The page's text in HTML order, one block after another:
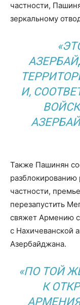
частности,
зеркальному
И,
Также Пашинян
частности,
перезапустить
свяжет Армению
с Нахичеванской
Азербайджана.
«ПО ТОЙ
К